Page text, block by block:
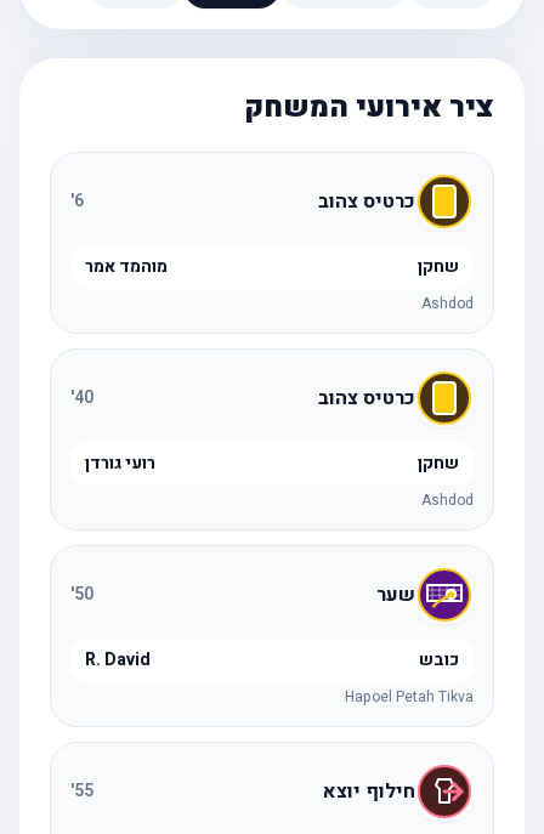
ציר אירועי המשחק
כרטיס צהוב
שחקן מוהמד אמר
Ashdod
כרטיס צהוב 40
'
שחקן רועי גורדן
Ashdod
שער 50
'
כובש R. David
Hapoel Petah Tikva
חילוף יוצא 55
'